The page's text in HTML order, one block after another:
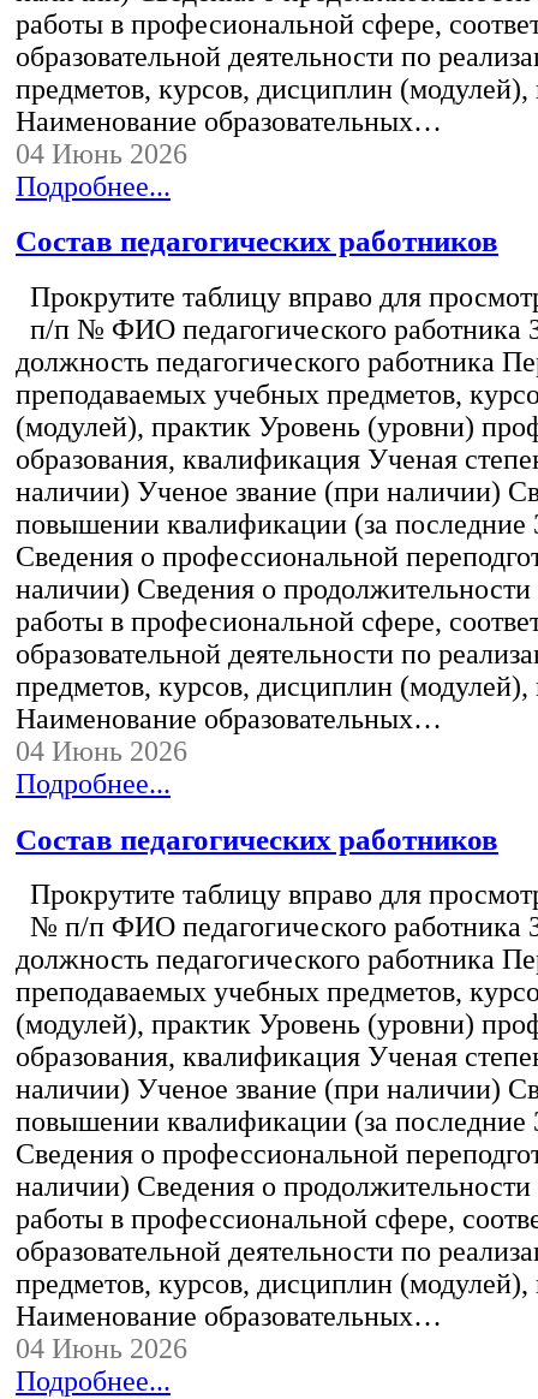
работы в професиональной сфере,
образовательной деятельности по
предметов, курсов, дисциплин (модулей),
Наименование образовательных…
04 Июнь 2026
Подробнее...
Состав педагогических работников
Прокрутите таблицу вправо для
п/п № ФИО педагогического работника
должность педагогического работника
преподаваемых учебных предметов,
(модулей), практик Уровень (уровни)
образования, квалификация Ученая
наличии) Ученое звание (при наличии)
повышении квалификации (за последние
Сведения о профессиональной
наличии) Сведения о
работы в професиональной сфере,
образовательной деятельности по
предметов, курсов, дисциплин (модулей),
Наименование образовательных…
04 Июнь 2026
Подробнее...
Состав педагогических работников
Прокрутите таблицу вправо для
№ п/п ФИО педагогического работника
должность педагогического работника
преподаваемых учебных предметов,
(модулей), практик Уровень (уровни)
образования, квалификация Ученая
наличии) Ученое звание (при наличии)
повышении квалификации (за последние
Сведения о профессиональной
наличии) Сведения о
работы в профессиональной сфере,
образовательной деятельности по
предметов, курсов, дисциплин (модулей),
Наименование образовательных…
04 Июнь 2026
Подробнее...